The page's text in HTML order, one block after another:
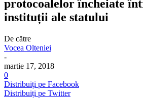
protocoalelor încheiate
instituții ale statului
De către
Vocea Olteniei
-
martie 17, 2018
0
Distribuiți pe Facebook
Distribuiți pe Twitter